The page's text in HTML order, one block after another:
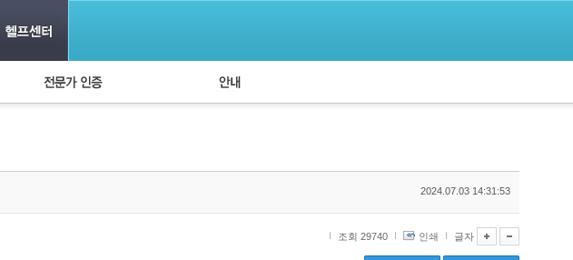
경찰회원 인증 공지사항
2024.07.03 14:31:53
조회 29740 인쇄 글자